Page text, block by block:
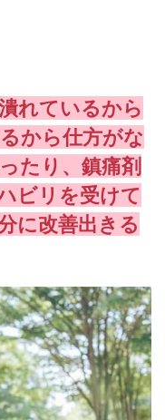
れているから
から仕方がな
たり、鎮痛剤
ビリを受けて
に改善出きる